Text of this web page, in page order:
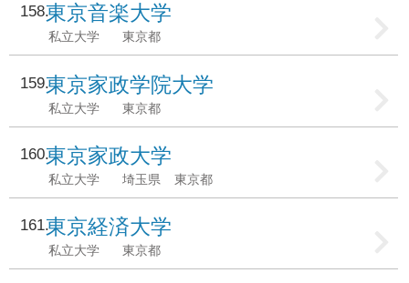
158東京音楽大学
私立大学 東京都
159東京家政学院大学
私立大学 東京都
160東京家政大学
私立大学 埼玉県 東京都
161東京経済大学
私立大学 東京都